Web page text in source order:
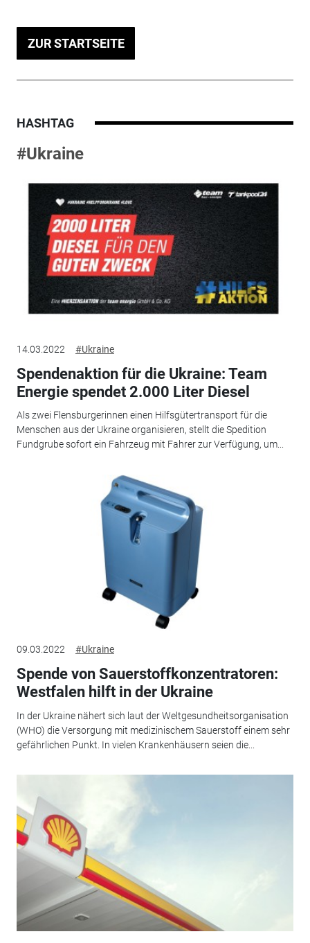
ZUR STARTSEITE
HASHTAG
#Ukraine
14.03.2022 #Ukraine
Spendenaktion für die Ukraine: Team
Energie spendet 2.000 Liter Diesel
Als zwei Flensburgerinnen einen Hilfsgütertransport für die
Menschen aus der Ukraine organisieren, stellt die Spedition
Fundgrube sofort ein Fahrzeug mit Fahrer zur Verfügung, um...
09.03.2022 #Ukraine
Spende von Sauerstoffkonzentratoren:
Westfalen hilft in der Ukraine
In der Ukraine nähert sich laut der Weltgesundheitsorganisation
(WHO) die Versorgung mit medizinischem Sauerstoff einem sehr
gefährlichen Punkt. In vielen Krankenhäusern seien die...